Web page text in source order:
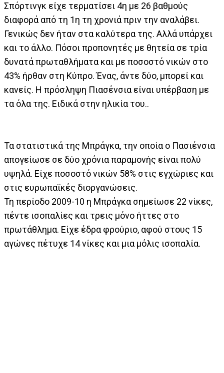
Σπόρτινγκ είχε τερματίσει 4η με 26 βαθμούς
διαφορά από τη 1η τη χρονιά πριν την αναλάβει.
Γενικώς δεν ήταν στα καλύτερα της. Αλλά υπάρχει
και το άλλο. Πόσοι προπονητές με θητεία σε τρία
δυνατά πρωταθλήματα και με ποσοστό νικών στο
43% ήρθαν στη Κύπρο. Ένας, άντε δύο, μπορεί και
κανείς. Η πρόσληψη Πιασένσια είναι υπέρβαση με
τα όλα της. Ειδικά στην ηλικία του..
Τα στατιστικά της Μπράγκα, την οποία ο Πασιένσια
απογείωσε σε δύο χρόνια παραμονής είναι πολύ
υψηλά. Είχε ποσοστό νικών 58% στις εγχώριες και
στις ευρωπαϊκές διοργανώσεις.
Τη περίοδο 2009-10 η Μπράγκα σημείωσε 22 νίκες,
πέντε ισοπαλίες και τρεις μόνο ήττες στο
πρωτάθλημα. Είχε έδρα φρούριο, αφού στους 15
αγώνες πέτυχε 14 νίκες και μια μόλις ισοπαλία.